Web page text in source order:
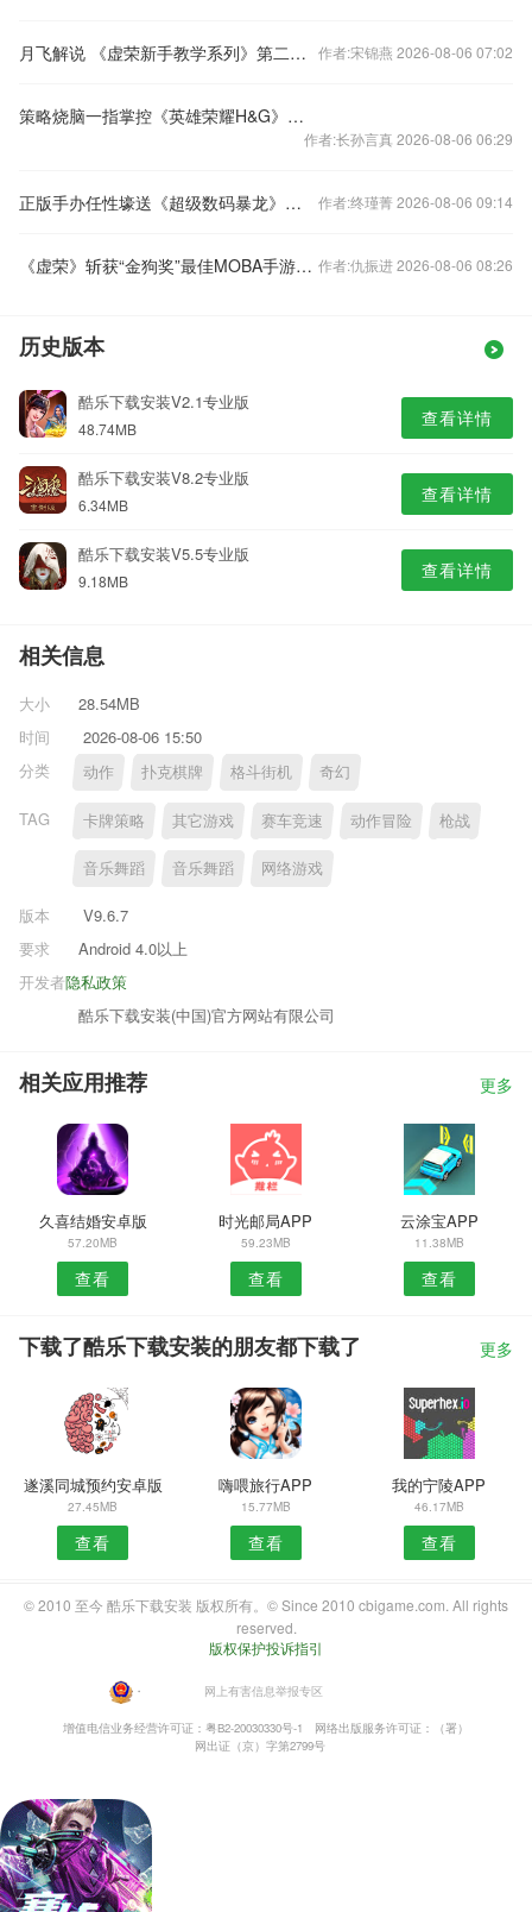
月飞解说 《虚荣新手教学系列》第二十二期 - 冰法莱姆 作者:宋锦燕 2026-08-06 07:02
策略烧脑一指掌控《英雄荣耀H&G》带你领略另类的卡牌手游
作者:长孙言真 2026-08-06 06:29
正版手办任性壕送《超级数码暴龙》今日多渠道首发 作者:终瑾菁 2026-08-06 09:14
《虚荣》斩获“金狗奖”最佳MOBA手游大奖 作者:仇振进 2026-08-06 08:26
历史版本
酷乐下载安装V2.1专业版
48.74MB 查看详情
酷乐下载安装V8.2专业版
6.34MB 查看详情
酷乐下载安装V5.5专业版
9.18MB 查看详情
相关信息
大小
28.54MB
时间
2026-08-06 15:50
分类
动作 扑克棋牌 格斗街机 奇幻
TAG 卡牌策略 其它游戏 赛车竞速 动作冒险 枪战
音乐舞蹈 音乐舞蹈 网络游戏
版本
V9.6.7
要求
Android 4.0以上
隐私政策
开发者
酷乐下载安装(中国)官方网站有限公司
相关应用推荐 更多
久喜结婚安卓版
57.20MB
查看
时光邮局APP
59.23MB
查看
云涂宝APP
11.38MB
查看
下载了酷乐下载安装的朋友都下载了 更多
遂溪同城预约安卓版
27.45MB
查看
嗨喂旅行APP
15.77MB
查看
我的宁陵APP
46.17MB
查看
© 2010 至今 酷乐下载安装 版权所有。© Since 2010 cbigame.com. All rights
reserved.
版权保护投诉指引
・ 网上有害信息举报专区
增值电信业务经营许可证：粤B2-20030330号-1
网络出版服务许可证：（署）
网出证（京）字第2799号